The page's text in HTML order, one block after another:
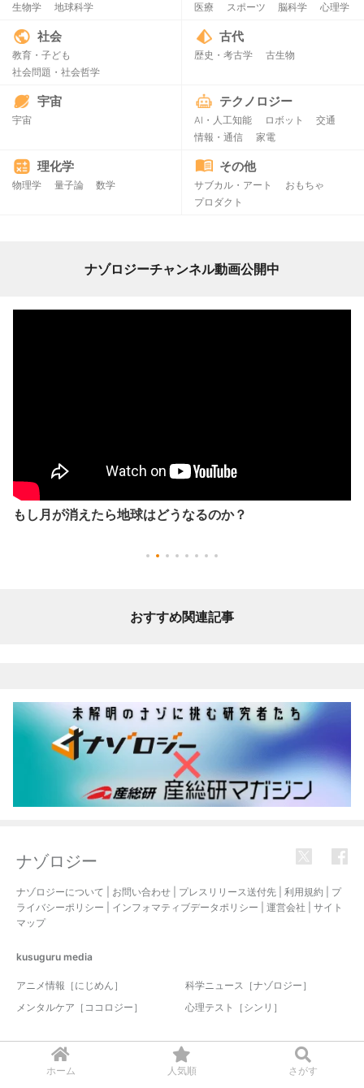
ホーム 人気順 さがす
生物学 地球科学 医療 スポーツ 脳科学 心理学
社会
教育・子ども
社会問題・社会哲学
古代
歴史・考古学 古生物
宇宙
宇宙
テクノロジー
AI・人工知能 ロボット
交通
情報・通信
家電
理化学
物理学 量子論 数学
その他
サブカル・アート
おもちゃ
プロダクト
ナゾロジーチャンネル動画公開中
もし月が消えたら地球はどうなるのか？
おすすめ関連記事
ナゾロジー
ナゾロジーについて お問い合わせ プレスリリース送付先 利用規約
プ
ライバシーポリシー
インフォマティブデータポリシー 運営会社
サイト
マップ
kusuguru media
アニメ情報［にじめん］
科学ニュース［ナゾロジー］
メンタルケア［ココロジー］
心理テスト［シンリ］
© 2017-2026 nazology. all rights reserved.